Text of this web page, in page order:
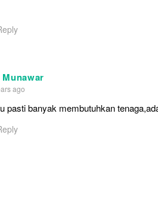
Munawar
ago
pasti banyak membutuhkan